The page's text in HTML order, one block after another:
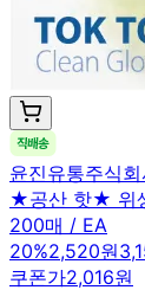
윤진유통주식
★공산 핫★ 위
200매 / EA
20%2,520원
쿠폰가2,016원